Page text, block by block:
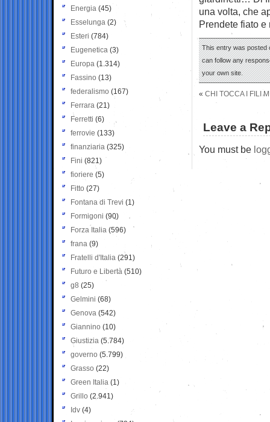
una volta, che
Prendete fiato e
This entry was posted
can follow any
your own site.
« CHI TOCCA I FILI
Leave a
You must be
Energia (45)
Esselunga (2)
Esteri (784)
Eugenetica (3)
Europa (1.314)
Fassino (13)
federalismo (167)
Ferrara (21)
Ferretti (6)
ferrovie (133)
finanziaria (325)
Fini (821)
fioriere (5)
Fitto (27)
Fontana di Trevi (1)
Formigoni (90)
Forza Italia (596)
frana (9)
Fratelli d'Italia (291)
Futuro e Libertà (510)
g8 (25)
Gelmini (68)
Genova (542)
Giannino (10)
Giustizia (5.784)
governo (5.799)
Grasso (22)
Green Italia (1)
Grillo (2.941)
Idv (4)